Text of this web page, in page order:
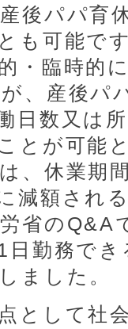
後パパ育
も可能で
・臨時的
、産後パ
日数又は
とが可能
、休業期
減額され
省のQ&A
日勤務で
ました。
として社